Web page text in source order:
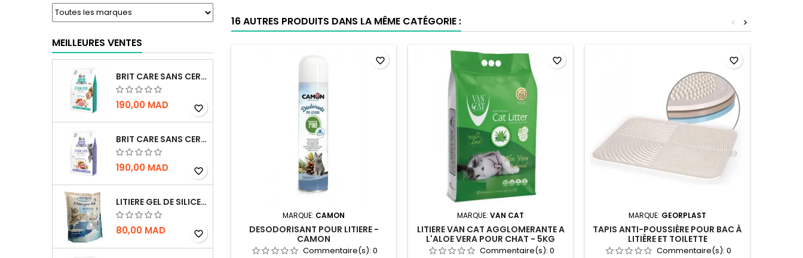
MEILLEURES VENTES
BRIT CARE SANS CEREALES STERILIZED URINARY HEALTH - CHAT
190,00 MAD favorite_border
BRIT CARE SANS CEREALES STERILIZED WEIGHT CONTROL - CHAT - 2KG
190,00 MAD favorite_border
LITIERE GEL DE SILICE - PARFUM OCEAN - CHAT BOTE - 3.8L
80,00 MAD favorite_border
16 AUTRES PRODUITS DANS LA MÊME CATÉGORIE : >
<
MARQUE: CAMON
DESODORISANT POUR LITIERE -
CAMON
Commentaire(s): 0
favorite_border
MARQUE: VAN CAT
LITIERE VAN CAT AGGLOMERANTE A
L'ALOE VERA POUR CHAT - 5KG
Commentaire(s): 0
favorite_border
MARQUE: GEORPLAST
TAPIS ANTI-POUSSIÈRE POUR BAC À
LITIÈRE ET TOILETTE
Commentaire(s): 0
favorite_border